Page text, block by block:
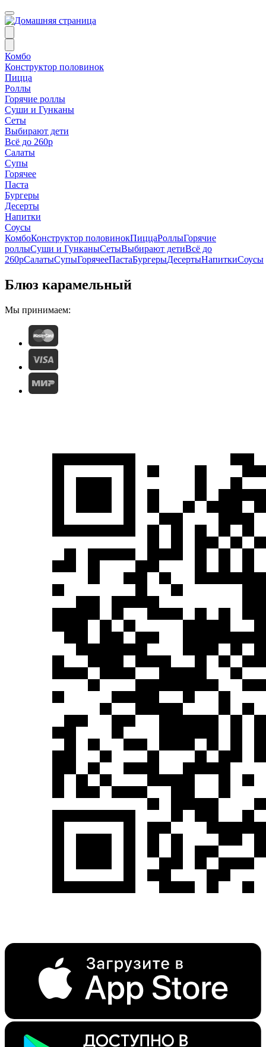
Комбо
Конструктор половинок
Пицца
Роллы
Горячие роллы
Суши и Гунканы
Сеты
Выбирают дети
Всё до 260р
Салаты
Супы
Горячее
Паста
Бургеры
Десерты
Напитки
Соусы
КомбоКонструктор половинокПиццаРоллыГорячие
роллыСуши и ГунканыСетыВыбирают детиВсё до
260рСалатыСупыГорячееПастаБургерыДесертыНапиткиСоусы
Блюз карамельный
Мы принимаем: